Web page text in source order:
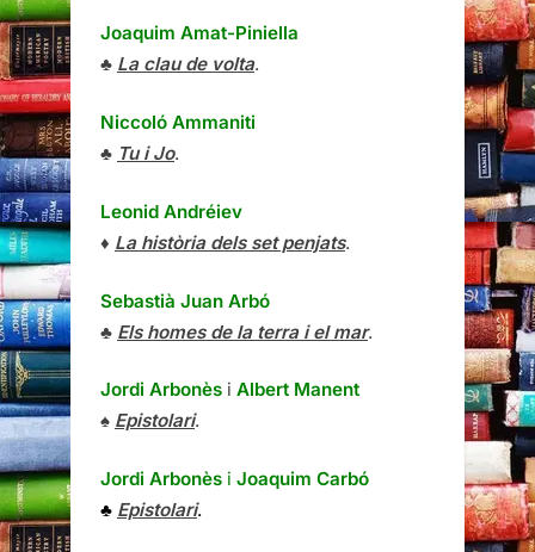
Joaquim Amat-Piniella
♣ La clau de volta.
Niccoló Ammaniti
♣ Tu i Jo.
Leonid Andréiev
♦ La història dels set penjats.
Sebastià Juan Arbó
♣ Els homes de la terra i el mar.
Jordi Arbonès i Albert Manent
♠ Epistolari.
Jordi Arbonès i Joaquim Carbó
♣ Epistolari.